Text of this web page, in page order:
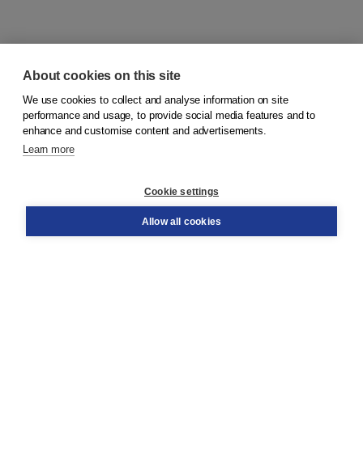
© 2026Koninklijke Boom uitgevers
Order
About cookies on this site
We use cookies to collect and analyse information on site
performance and usage, to provide social media features and to
enhance and customise content and advertisements.
Learn more
Cookie settings
Allow all cookies